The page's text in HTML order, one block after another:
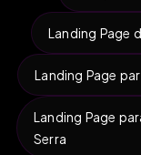
Landing Page
Landing Page
Landing Page
Serra